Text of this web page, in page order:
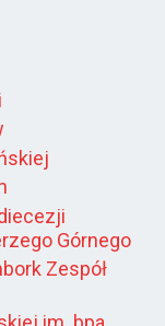
Górnego
Zespół